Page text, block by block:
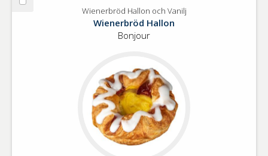
Välj
Wienerbröd Hallon och Vanilj
Wienerbröd Hallon
Bonjour